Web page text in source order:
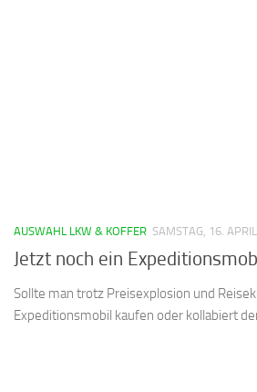
AUSWAHL LKW & KOFFER SAMSTAG, 16.
Jetzt noch ein
Sollte man trotz Preisexplosion und
Expeditionsmobil kaufen oder kollabiert